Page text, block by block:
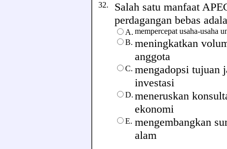
32. Salah satu manfaat
perdagangan bebas
A. mempercepat usaha-usaha
B. meningkatkan
anggota
C. mengadopsi tujuan
investasi
D. meneruskan
ekonomi
E. mengembangkan
alam